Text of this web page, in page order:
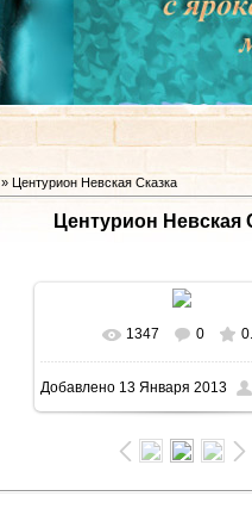
» Центурион Невская Сказка
Центурион Невская
1347 0
Добавлено13 Января 2013